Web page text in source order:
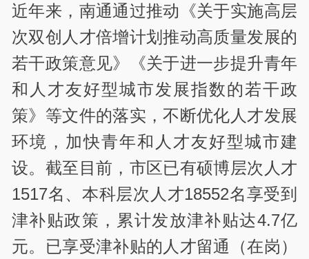
近年来，南通通过推动《关于实施高层
次双创人才倍增计划推动高质量发展的
若干政策意见》《关于进一步提升青年
和人才友好型城市发展指数的若干政
策》等文件的落实，不断优化人才发展
环境，加快青年和人才友好型城市建
设。截至目前，市区已有硕博层次人才
1517名、本科层次人才18552名享受到
津补贴政策，累计发放津补贴达4.7亿
元。已享受津补贴的人才留通（在岗）